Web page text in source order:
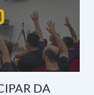
DA